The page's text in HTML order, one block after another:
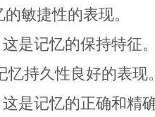
敏捷性的表现。
这是记忆的保持特
忆持久性良好的表现
这是记忆的正确和